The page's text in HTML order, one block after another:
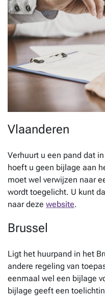
Vlaanderen
Verhuurt u een pand dat
hoeft u geen bijlage aan
moet wel verwijzen naar
wordt toegelicht. U kunt
naar deze website.
Brussel
Ligt het huurpand in het
andere regeling van
eenmaal wel een bijlage
bijlage geeft een